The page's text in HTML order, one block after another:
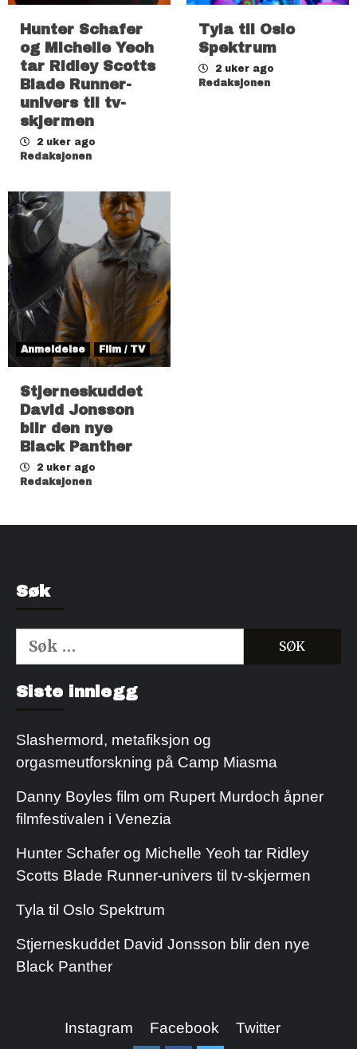
Hunter Schafer
og Michelle Yeoh
tar Ridley Scotts
Blade Runner-
univers til tv-
skjermen
2 uker ago
Redaksjonen
Tyla til Oslo
Spektrum
2 uker ago
Redaksjonen
Anmeldelse Film / TV
Stjerneskuddet
David Jonsson
blir den nye
Black Panther
2 uker ago
Redaksjonen
Søk
Søk
etter:
Siste innlegg
Slashermord, metafiksjon og
orgasmeutforskning på Camp Miasma
Danny Boyles film om Rupert Murdoch åpner
filmfestivalen i Venezia
Hunter Schafer og Michelle Yeoh tar Ridley
Scotts Blade Runner-univers til tv-skjermen
Tyla til Oslo Spektrum
Stjerneskuddet David Jonsson blir den nye
Black Panther
Instagram Facebook Twitter